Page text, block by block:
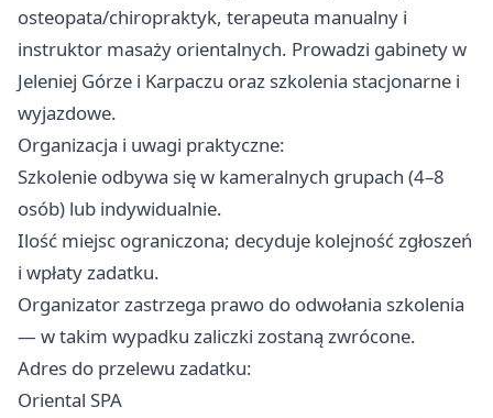
osteopata/chiropraktyk, terapeuta manualny i
instruktor masaży orientalnych. Prowadzi gabinety w
Jeleniej Górze i Karpaczu oraz szkolenia stacjonarne i
wyjazdowe.
Organizacja i uwagi praktyczne:
Szkolenie odbywa się w kameralnych grupach (4–8
osób) lub indywidualnie.
Ilość miejsc ograniczona; decyduje kolejność zgłoszeń
i wpłaty zadatku.
Organizator zastrzega prawo do odwołania szkolenia
— w takim wypadku zaliczki zostaną zwrócone.
Adres do przelewu zadatku:
Oriental SPA